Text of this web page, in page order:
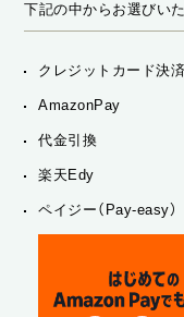
下記の中からお選びいた
クレジットカード決済
AmazonPay
代金引換
楽天Edy
ペイジー（Pay-easy）